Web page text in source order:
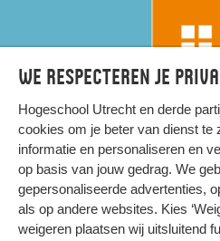
We respecteren je
Hogeschool Utrecht en derde
cookies om je beter van dienst te
informatie en personaliseren en
op basis van jouw gedrag. We
gepersonaliseerde advertenties,
als op andere websites. Kies
weigeren plaatsen wij uitsluitend
HIER KOMT